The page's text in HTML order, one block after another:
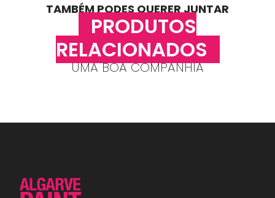
TAMBÉM PODES QUERER JUNTAR
PRODUTOS
RELACIONADOS
UMA BOA COMPANHIA